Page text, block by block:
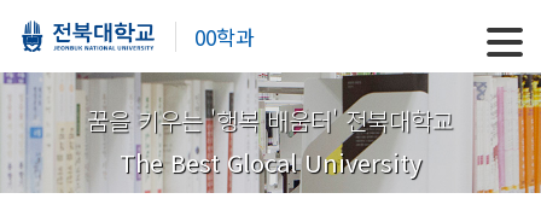
00학과
꿈을 키우는 '행복 배움터' 전북대학교
The Best Glocal University